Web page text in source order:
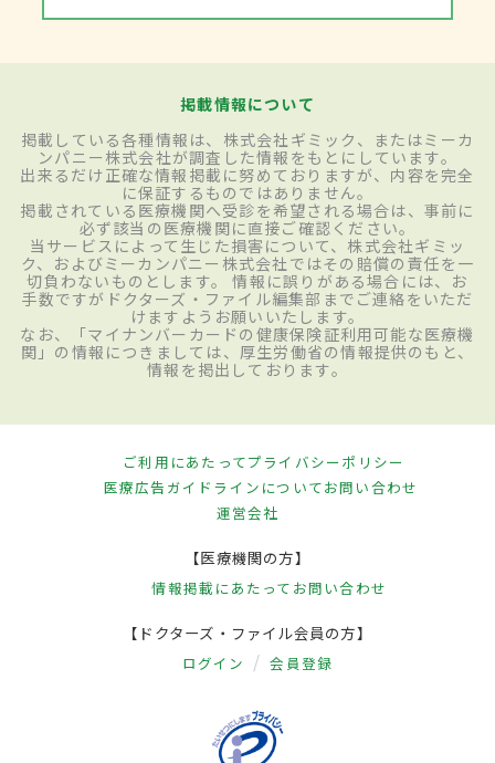
掲載情報について
掲載している各種情報は、株式会社ギミック、またはミーカ
ンパニー株式会社が調査した情報をもとにしています。
出来るだけ正確な情報掲載に努めておりますが、内容を完全
に保証するものではありません。
掲載されている医療機関へ受診を希望される場合は、事前に
必ず該当の医療機関に直接ご確認ください。
当サービスによって生じた損害について、株式会社ギミッ
ク、およびミーカンパニー株式会社ではその賠償の責任を一
切負わないものとします。 情報に誤りがある場合には、お
手数ですがドクターズ・ファイル編集部までご連絡をいただ
けますようお願いいたします。
なお、「マイナンバーカードの健康保険証利用可能な医療機
関」の情報につきましては、厚生労働省の情報提供のもと、
情報を掲出しております。
ご利用にあたってプライバシーポリシー
医療広告ガイドラインについてお問い合わせ
運営会社
【医療機関の方】
情報掲載にあたって お問い合わせ
【ドクターズ・ファイル会員の方】
ログイン 会員登録